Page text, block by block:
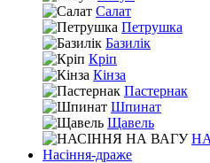
Салат
Петрушка
Базилік
Кріп
Кінза
Пастернак
Шпинат
Щавель
Насіння-драже